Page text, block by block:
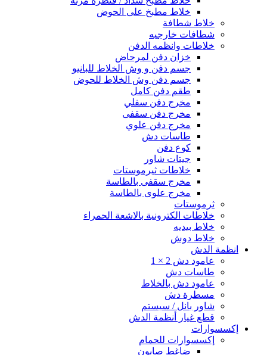
خلاط مطبخ على الحوض
خلاط شطافة
شطافات خارجيه
خلاطات وانظمه الدفن
خزان دفن لمرحاض
جسم دفن و وش الخلاط للبانيو
جسم دفن وش الخلاط للحوض
طقم دفن كامل
مخرج دفن سفلي
مخرج دفن سقفى
مخرج دفن علوي
طاسات دش
كوع دفن
جيتات شاور
خلاطات ثيرموستات
مخرج سقفى بالطاسة
مخرج علوى بالطاسة
ثرموستات
خلاطات الكترونية بالاشعة الحمراء
خلاط بيديه
خلاط دوش
انظمة الدش
عامود دش 2 × 1
طاسات دش
عامود دش بالخلاط
مسطرة دش
شاور بانل / سيستم
قطع غيار أنظمة الدش
إكسسوارات
إكسسوارات للحمام
ضاغط صابون